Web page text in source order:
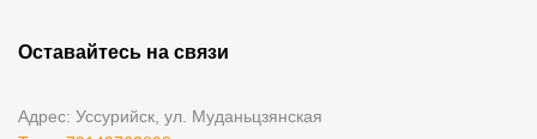
Оставайтесь на связи
Адрес: Уссурийск, ул. Муданьцзянская